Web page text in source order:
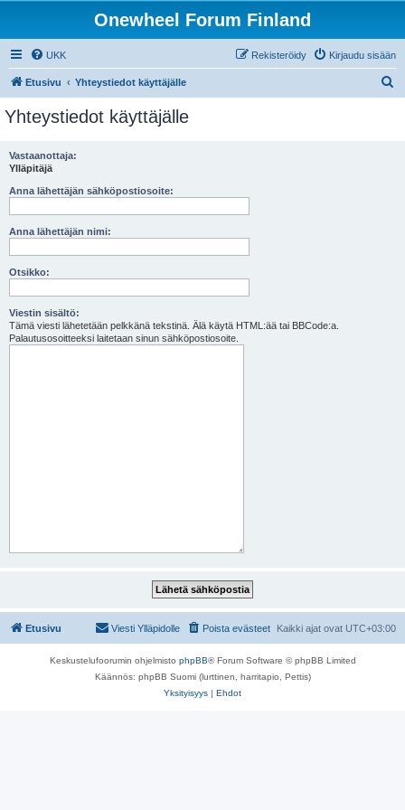
Onewheel Forum Finland
UKK Kirjaudu sisään
Rekisteröidy
Etusivu Yhteystiedot käyttäjälle
Yhteystiedot käyttäjälle
Vastaanottaja:
Ylläpitäjä
Anna lähettäjän sähköpostiosoite:
Anna lähettäjän nimi:
Otsikko:
Viestin sisältö:
Tämä viesti lähetetään pelkkänä tekstinä. Älä käytä HTML:ää tai BBCode:a.
Palautusosoitteeksi laitetaan sinun sähköpostiosoite.
Etusivu Kaikki ajat ovat UTC+03:00
Poista evästeet
Viesti Ylläpidolle
Keskustelufoorumin ohjelmisto phpBB® Forum Software © phpBB Limited
Käännös: phpBB Suomi (lurttinen, harritapio, Pettis)
Yksityisyys | Ehdot